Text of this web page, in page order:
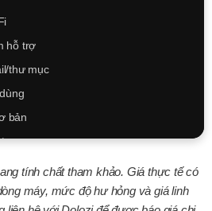
CHI TIẾT
hỗ trợ
thư mục
bản
150.000đ
CHI TIẾT
tính chất tham khảo. Giá thực tế có
máy, mức độ hư hỏng và giá linh